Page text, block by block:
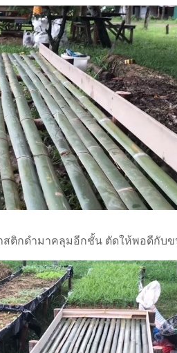
สติกดำมาคลุมอีกชั้น ตัดให้พอดีกับ